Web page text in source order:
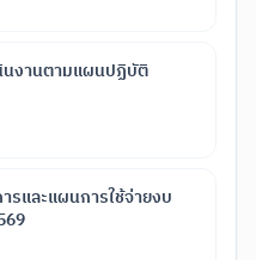
นงานตามแผนปฏิบัติ
และแผนการใช้จ่ายงบ